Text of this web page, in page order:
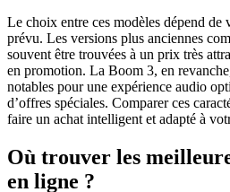
Le choix entre ces modèles dépend de
prévu. Les versions plus anciennes
souvent être trouvées à un prix très
en promotion. La Boom 3, en
notables pour une expérience audio
d’offres spéciales. Comparer ces
faire un achat intelligent et adapté à
Où trouver les
en ligne ?